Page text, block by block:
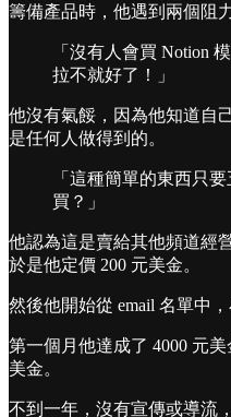
籌備產品時，他遇到兩個阻力
「沒有人會買 Notion
拉不就好了！」
他沒有氣餒，因為他知道自
是任何人做得到的。
「這種簡單的東西只
買？」
他認為這是賣給其他頻道經
於是他定價 200 元美金。
然後他開始從 email 名單中
第一個月他達成了 4000 元
美金。
不到一年，沒有宣傳或導流